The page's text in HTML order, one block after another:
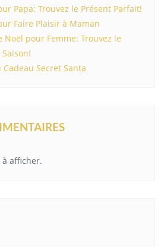
Papa: Trouvez le Présent Parfait!
Faire Plaisir à Maman
Noël pour Femme: Trouvez le
Secret Santa
afficher.